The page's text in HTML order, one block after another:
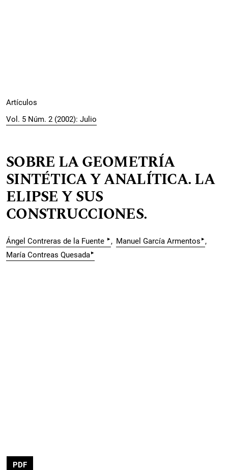
Artículos
Vol. 5 Núm. 2 (2002): Julio
SOBRE LA GEOMETRÍA
SINTÉTICA Y ANALÍTICA. LA
ELIPSE Y SUS
CONSTRUCCIONES.
Ángel Contreras de la Fuente ▸ Manuel García Armentos ▸
María Contreas Quesada ▸
PDF